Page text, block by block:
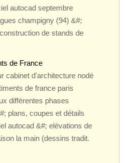
autocad septembre
champigny (94) &#;
de stands de
de France
cabinet d'architecture nodé
de france paris
différentes phases
plans, coupes et détails
autocad &#; elévations de
la main (dessins tradit.